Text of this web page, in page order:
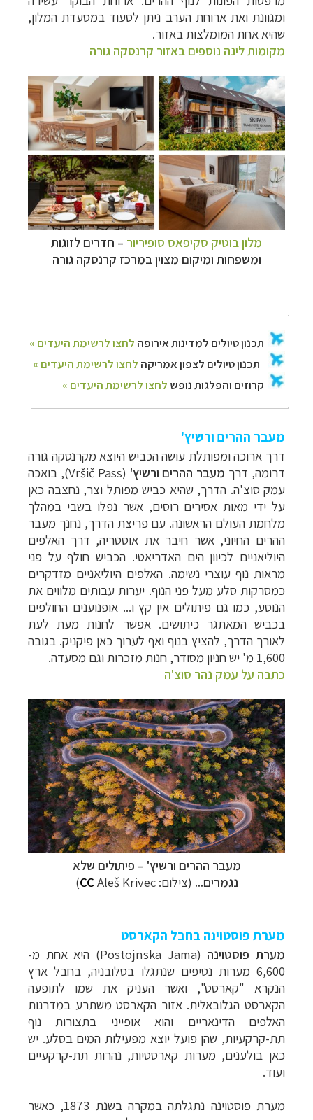
ומגוונת ואת ארוחת הערב ניתן לסעוד במסעדת המלון,
שהיא אחת המומלצות באזור.
מקומות לינה נוספים באזור קרנסקה גורה
מלון בוטיק סקיפאס סופיריור – חדרים לזוגות
ומשפחות ומיקום מצוין במרכז קרנסקה גורה
מעבר ההרים ורשיץ'
דרך ארוכה ומפותלת עושה הכביש היוצא מקרנסקה גורה
דרומה, דרך מעבר ההרים ורשיץ' (Vršič Pass),
בואכה
עמק סוצ'ה. הדרך, שהיא כביש מפותל וצר, נחצבה כאן
על ידי מאות אסירים רוסים, אשר נפלו בשבי במהלך
מלחמת העולם הראשונה. עם פריצת הדרך, נחנך מעבר
ההרים החיוני, אשר חיבר את אוסטריה, דרך האלפים
היוליאניים לכיוון הים האדריאטי. הכביש חולף על פני
מראות נוף עוצרי נשימה. האלפים היוליאניים מזדקרים
כמסרקות סלע מעל פני הנוף. יערות עבותים מלווים את
הנוסע, כמו גם פיתולים אין קץ ו... אופנוענים החולפים
בכביש המאתגר כיתושים. אפשר לחנות מעת לעת
לאורך הדרך, להציץ בנוף ואף לערוך כאן פיקניק. בגובה
1,600 מ' יש חניון מסודר, חנות מזכרות וגם מסעדה.
כתבה על עמק נהר סוצ'ה
מעבר ההרים ורשיץ' – פיתולים שלא
נגמרים... (צילום: CC Aleš Krivec
)
מערת פוסטוינה בחבל הקארסט
מערת פוסטוינה (
Postojnska Jama) היא אחת מ-
6,600 מערות נטיפים שנתגלו בסלובניה, בחבל ארץ
הנקרא "קארסט", ואשר העניק את שמו לתופעה
הקארסט הגלובאלית. אזור הקארסט משתרע במדרנות
האלפים הדינאריים והוא אופייני בתצורות נוף
תת-קרקעיות, שהן פועל יוצא מפעילות המים בסלע. יש
כאן בולענים, מערות קארסטיות, נהרות תת-קרקעיים
ועוד.
מערת פוסטוינה נתגלתה במקרה בשנת 1873, כאשר